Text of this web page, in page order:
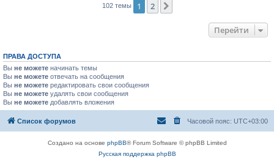
102 темы 1 2
Перейти
ПРАВА ДОСТУПА
Вы не можете начинать темы
Вы не можете отвечать на сообщения
Вы не можете редактировать свои сообщения
Вы не можете удалять свои сообщения
Вы не можете добавлять вложения
Список форумов Часовой пояс: UTC+03:00
Создано на основе phpBB® Forum Software © phpBB Limited
Русская поддержка phpBB